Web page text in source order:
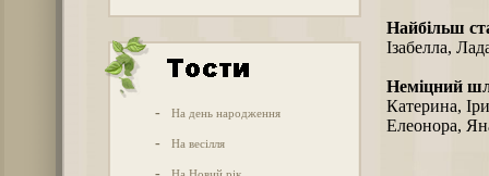
- На день народження
- На весілля
Найбільш
Ізабелла,
Неміцний
Катерина,
Елеонора,